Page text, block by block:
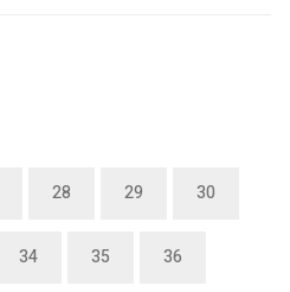
28 29 30
34 35 36